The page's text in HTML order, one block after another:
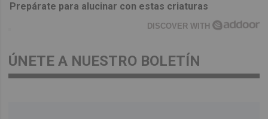
Prepárate para alucinar con estas criaturas
DISCOVER WITH
ÚNETE A NUESTRO BOLETÍN